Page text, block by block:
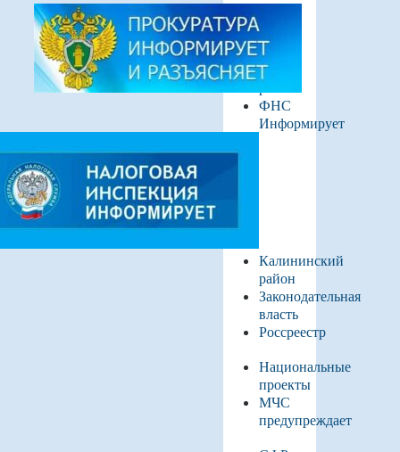
ФНС
Информирует
Калининский
район
Законодательная
власть
Россреестр
Национальные
проекты
МЧС
предупреждает